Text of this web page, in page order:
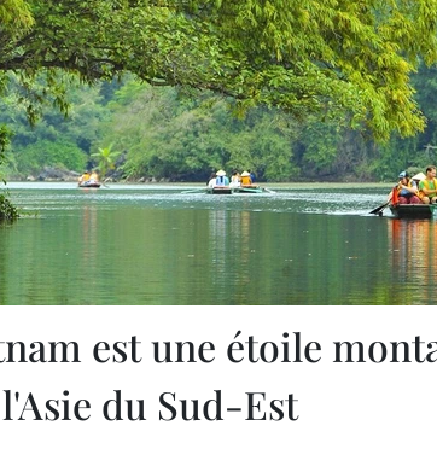
est une étoile
du Sud-Est